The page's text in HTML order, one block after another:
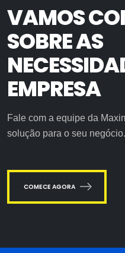
VAMOS
SOBRE AS
EMPRESA
Fale com a equipe da
solução para o seu negócio.
COMECE AGORA